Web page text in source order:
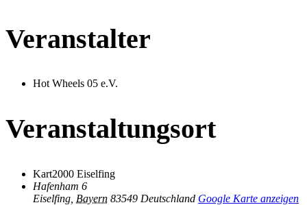
Veranstalter
Hot Wheels 05 e.V.
Veranstaltungsort
Kart2000 Eiselfing
Hafenham 6
Eiselfing Bayern 83549 Deutschland Google Karte anzeigen